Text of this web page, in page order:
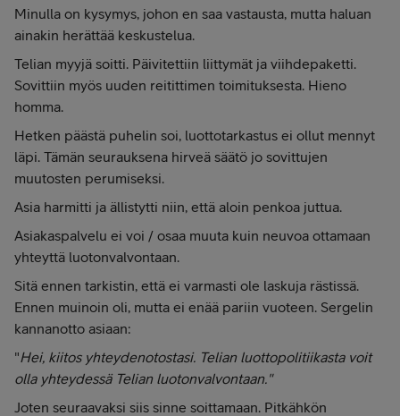
Minulla on kysymys, johon en saa vastausta, mutta haluan
ainakin herättää keskustelua.
Telian myyjä soitti. Päivitettiin liittymät ja viihdepaketti.
Sovittiin myös uuden reitittimen toimituksesta. Hieno
homma.
Hetken päästä puhelin soi, luottotarkastus ei ollut mennyt
läpi. Tämän seurauksena hirveä säätö jo sovittujen
muutosten perumiseksi.
Asia harmitti ja ällistytti niin, että aloin penkoa juttua.
Asiakaspalvelu ei voi / osaa muuta kuin neuvoa ottamaan
yhteyttä luotonvalvontaan.
Sitä ennen tarkistin, että ei varmasti ole laskuja rästissä.
Ennen muinoin oli, mutta ei enää pariin vuoteen. Sergelin
kannanotto asiaan:
"Hei, kiitos yhteydenotostasi. Telian luottopolitiikasta voit
olla yhteydessä Telian luotonvalvontaan."
Joten seuraavaksi siis sinne soittamaan. Pitkähkön